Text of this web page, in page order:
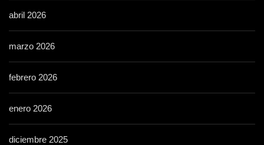
abril 2026
marzo 2026
febrero 2026
enero 2026
diciembre 2025